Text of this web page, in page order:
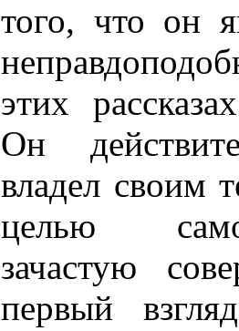
того, что он
этих
Он
владел своим
целью
зачастую
первый